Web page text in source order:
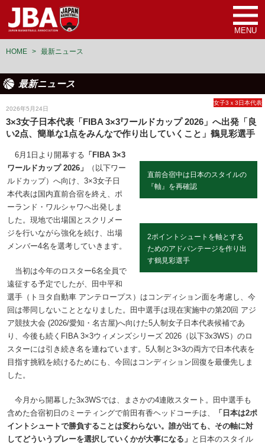
MENU
HOME > 最新ニュース
最新ニュース
2026年5月24日
女子3ｘ3日本代表
3×3女子日本代表「FIBA 3×3ワールドカップ 2026」へ出発「良
い2点、簡単な1点をみんなで作り出していくこと」鶴見彩選手
直前合宿中は日本のスタイルの
『軸』を再確認
2ポイントシュートを軸とする
ためのアドバンテージを作り出
す鶴見彩選手
6月1日より開幕する 「FIBA 3×3
ワールドカップ 2026」
（以下ワー
ルドカップ）へ向け、3×3女子日
本代表は国内直前合宿を終え、ポ
ーランド・ワルシャワへ出発しま
した。現地で出場国とスクリメー
ジを行いながら強化を続け、出場
メンバー4名を選考していきます。
当初は今年のロスター6名全員で
遠征する予定でしたが、田中平和
選手（トヨタ自動車 アンテロープス）はコンディション面を考慮し、今
回は帯同しないこととなりました。田中選手は現在実施中の第20回 アジ
ア競技大会 (2026/愛知・名古屋)へ向けた5人制女子日本代表候補であ
り、今後も続くFIBA 3×3ウィメンズシリーズ 2026（以下3x3WS）のロ
スターには引き続き名を連ねています。5人制と3×3の両方で日本代表を
目指す挑戦を続けるためにも、今回はコンディション回復を最優先しま
した。
今月から開幕した3x3WSでは、まさかの4連敗スタート。田中選手も
含めた合宿初日のミーティングで前田有香ヘッドコーチは、
「日本は2ポ
イントシュートで勝負することは変わらない。誰が出ても、その軸に対
してどういうプレーを選択していくかが大事になる」 と日本のスタイル